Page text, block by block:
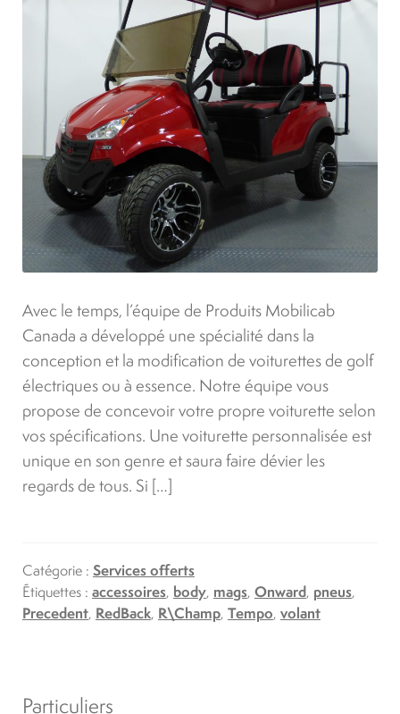
Carrières
Quadriporteurs
English
Avec le temps, l’équipe de Produits Mobilicab
Canada a développé une spécialité dans la
conception et la modification de voiturettes de golf
électriques ou à essence. Notre équipe vous
propose de concevoir votre propre voiturette selon
vos spécifications. Une voiturette personnalisée est
unique en son genre et saura faire dévier les
regards de tous. Si […]
Catégorie : Services offerts
Étiquettes : accessoires, body, mags, Onward, pneus,
Precedent, RedBack, R\Champ, Tempo, volant
Particuliers